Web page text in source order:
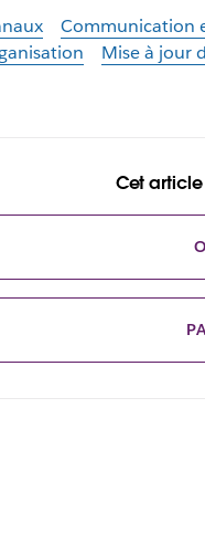
Communication
Mise à jour
Cet